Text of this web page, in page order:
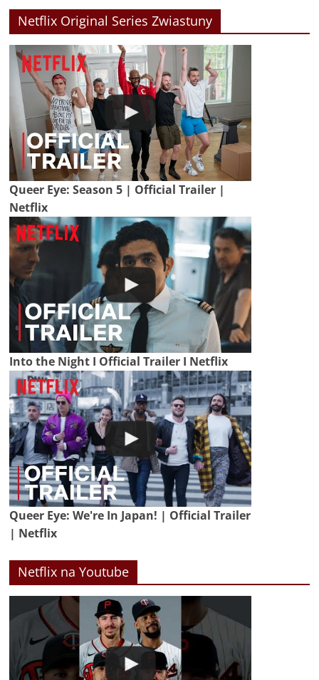
Netflix Original Series Zwiastuny
Queer Eye: Season 5 | Official Trailer |
Netflix
Into the Night I Official Trailer I Netflix
Queer Eye: We're In Japan! | Official Trailer
| Netflix
Netflix na Youtube